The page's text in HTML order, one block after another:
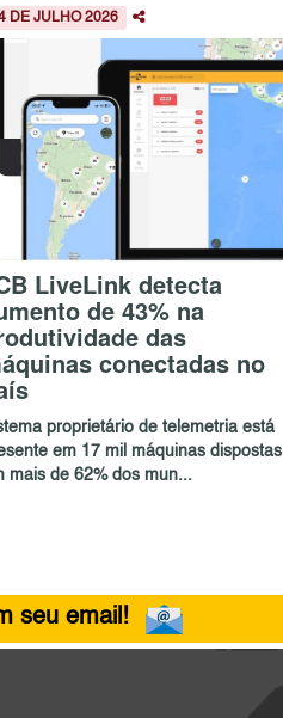
DE JULHO 2026
LiveLink detecta
de 43% na
das
conectadas no
proprietário de telemetria está
em 17 mil máquinas dispostas
mais de 62% dos mun...
seu email!